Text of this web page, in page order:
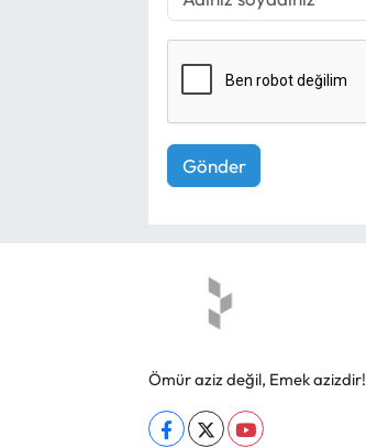
Gönder
Ömür aziz değil, Emek azizdir!